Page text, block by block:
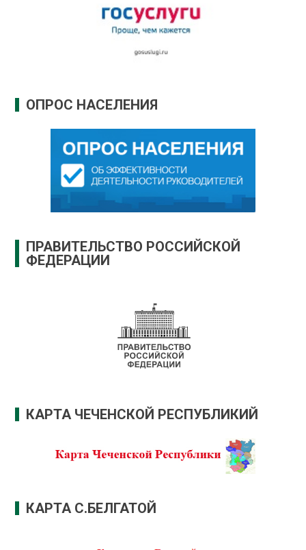
ОПРОС НАСЕЛЕНИЯ
ПРАВИТЕЛЬСТВО РОССИЙСКОЙ
ФЕДЕРАЦИИ
КАРТА ЧЕЧЕНСКОЙ РЕСПУБЛИКИЙ
КАРТА С.БЕЛГАТОЙ